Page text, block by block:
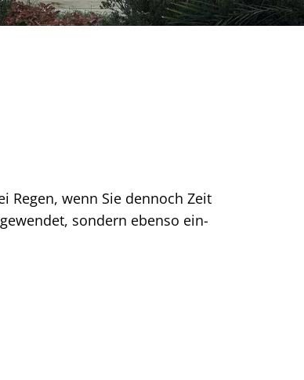
Regen, wenn Sie dennoch Zeit
sondern ebenso ein-